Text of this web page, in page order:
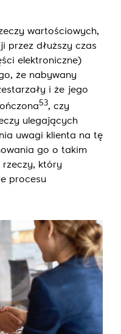
wartościowych,
przez dłuższy czas
elektroniczne)
że nabywany
i że jego
53, czy
ulegających
uwagi klienta na tę
go o takim
który
procesu